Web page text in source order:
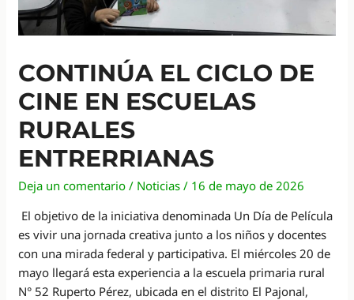
CONTINÚA EL CICLO DE
CINE EN ESCUELAS
RURALES
ENTRERRIANAS
Deja un comentario / Noticias / 16 de mayo de 2026
El objetivo de la iniciativa denominada Un Día de Película
es vivir una jornada creativa junto a los niños y docentes
con una mirada federal y participativa. El miércoles 20 de
mayo llegará esta experiencia a la escuela primaria rural
N° 52 Ruperto Pérez, ubicada en el distrito El Pajonal,